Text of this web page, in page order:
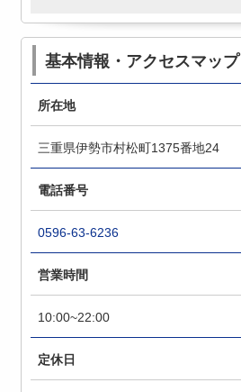
基本情報・アクセスマップ
所在地
三重県伊勢市村松町1375番地24
電話番号
0596-63-6236
営業時間
10:00~22:00
定休日